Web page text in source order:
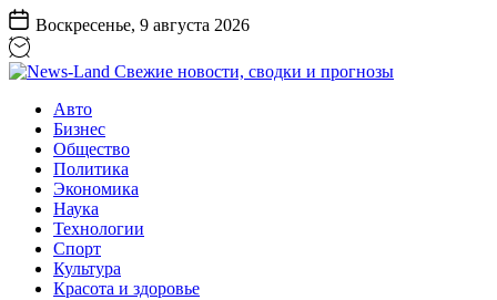
Перейти
к
содержанию
Воскресенье, 9 августа 2026
Land
Свежие
новости,
сводки
прогнозы
Авто
Бизнес
Общество
Политика
Экономика
Наука
Технологии
Спорт
Культура
Красота и здоровье